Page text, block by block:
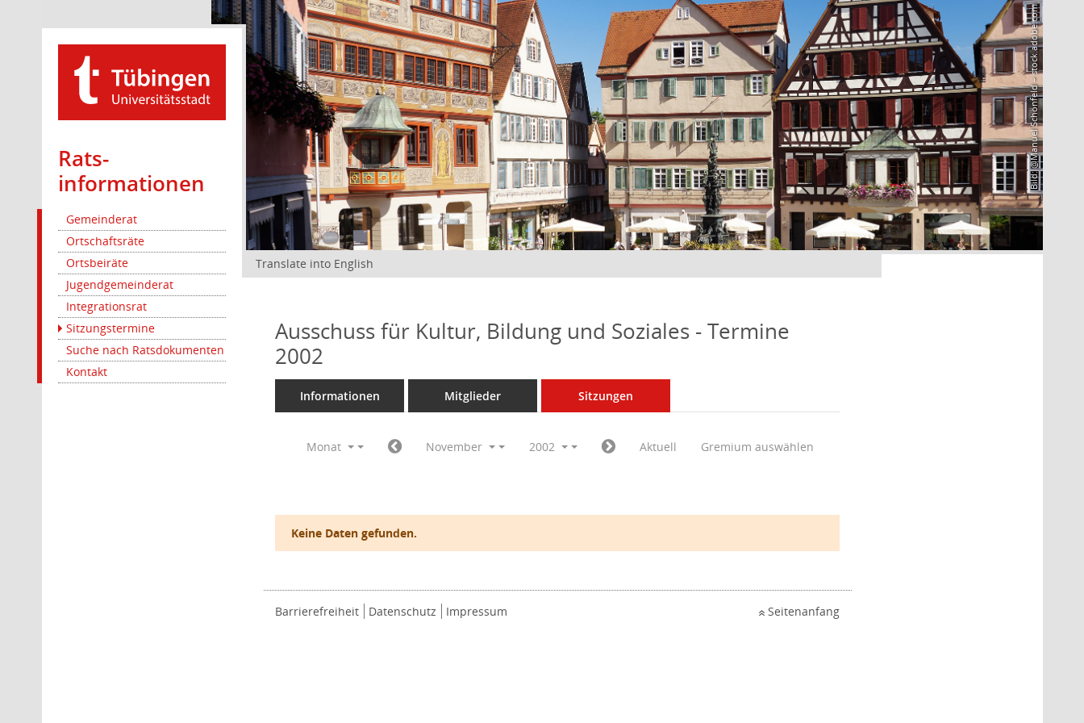
Rats­
informationen
Gemeinderat
Ortschaftsräte
Ortsbeiräte
Jugendgemeinderat
Integrationsrat
Sitzungstermine
Suche nach Ratsdokumenten
Kontakt
Bild: @Manuel Schönfeld – stock.adobe.com
Translate into English
Ausschuss für Kultur, Bildung und Soziales - Termine
2002
Informationen Mitglieder Sitzungen
Monat November 2002 Aktuell Gremium auswählen
Keine Daten gefunden.
Barrierefreiheit Datenschutz Impressum Seitenanfang